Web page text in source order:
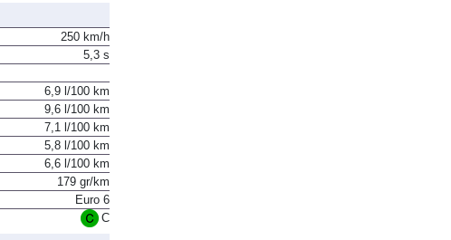
250 km/h
6,9 l/100 km
9,6 l/100 km
7,1 l/100 km
5,8 l/100 km
6,6 l/100 km
179 gr/km
Euro 6